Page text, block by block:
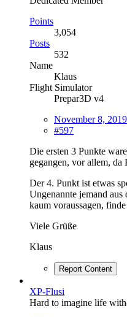
Points
3,054
Posts
532
Name
Klaus
Flight Simulator
Prepar3D v4
November 8,
#597
Die ersten 3 Punkte
gegangen, vor allem, da
Der 4. Punkt ist etwas
Ungenannte jemand aus
kaum voraussagen,
Viele Grüße
Klaus
Report Content
XP-Flusi
Hard to imagine life